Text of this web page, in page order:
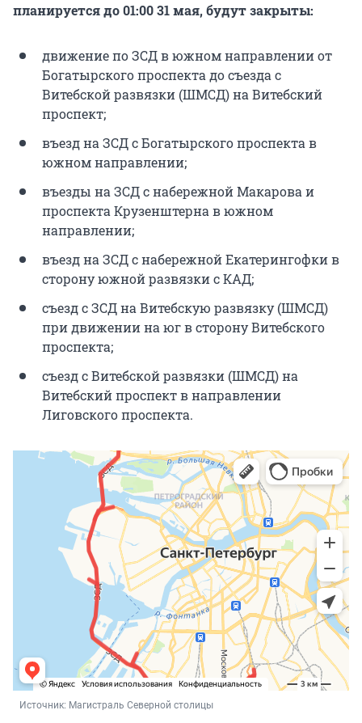
планируется до 01:00 31 мая, будут закрыты:
движение по ЗСД в южном направлении от
Богатырского проспекта до съезда с
Витебской развязки (ШМСД) на Витебский
проспект;
въезд на ЗСД с Богатырского проспекта в
южном направлении;
въезды на ЗСД с набережной Макарова и
проспекта Крузенштерна в южном
направлении;
въезд на ЗСД с набережной Екатерингофки в
сторону южной развязки с КАД;
съезд с ЗСД на Витебскую развязку (ШМСД)
при движении на юг в сторону Витебского
проспекта;
съезд с Витебской развязки (ШМСД) на
Витебский проспект в направлении
Лиговского проспекта.
Источник: Магистраль Северной столицы